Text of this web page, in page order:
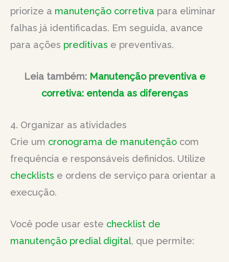
priorize a manutenção corretiva para eliminar
falhas já identificadas. Em seguida, avance
para ações preditivas e preventivas.
Leia também: Manutenção preventiva e
corretiva: entenda as diferenças
4. Organizar as atividades
Crie um cronograma de manutenção com
frequência e responsáveis definidos. Utilize
checklists e ordens de serviço para orientar a
execução.
Você pode usar este checklist de
manutenção predial digital, que permite: